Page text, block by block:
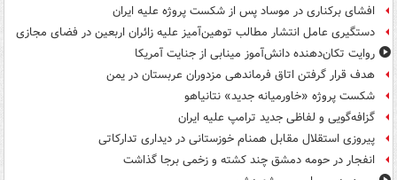
افشای برکناری در موساد پس از شکست پروژه علیه ایران
دستگیری عامل انتشار مطالب توهین‌آمیز علیه زائران اربعین در فضای مجازی
روایت تکان‌دهنده دانش‌آموز مینابی از جنایت آمریکا
هدف قرار گرفتن اتاق‌ فرماندهی مزدوران عربستان در یمن
شکست پروژه «خاورمیانه جدید» نتانیاهو
گزافه‌گویی و لفاظی جدید ترامپ علیه ایران
پیروزی استقلال مقابل همنام خوزستانی در دیداری تدارکاتی
انفجار در حومه دمشق چند کشته و زخمی برجا گذاشت